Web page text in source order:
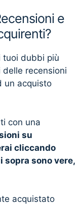
e
tuoi dubbi più
delle recensioni
un acquisto
con una
su
cliccando
sono vere,
acquistato